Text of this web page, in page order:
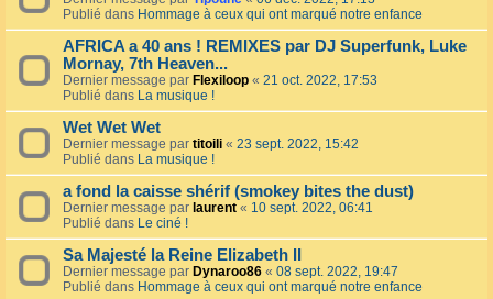
Publié dans Hommage à ceux qui ont marqué notre enfance
AFRICA a 40 ans ! REMIXES par DJ Superfunk, Luke
Mornay, 7th Heaven...
Dernier message par Flexiloop « 21 oct. 2022, 17:53
Publié dans La musique !
Wet Wet Wet
Dernier message par titoili « 23 sept. 2022, 15:42
Publié dans La musique !
a fond la caisse shérif (smokey bites the dust)
Dernier message par laurent « 10 sept. 2022, 06:41
Publié dans Le ciné !
Sa Majesté la Reine Elizabeth II
Dernier message par Dynaroo86 « 08 sept. 2022, 19:47
Publié dans Hommage à ceux qui ont marqué notre enfance